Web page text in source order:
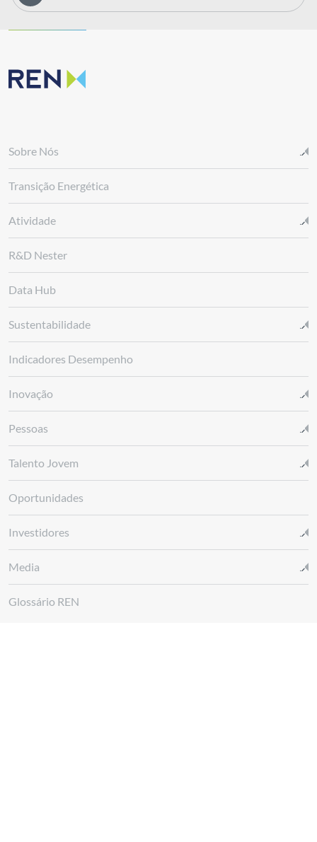
Sobre Nós
Transição Energética
Atividade
R&D Nester
Data Hub
Sustentabilidade
Indicadores Desempenho
Inovação
Pessoas
Talento Jovem
Oportunidades
Investidores
Media
Glossário REN